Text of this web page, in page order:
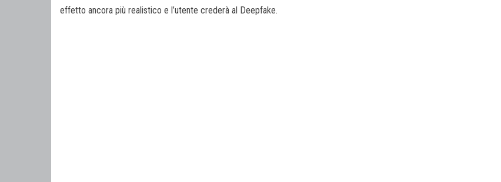
effetto ancora più realistico e l’utente crederà al Deepfake.